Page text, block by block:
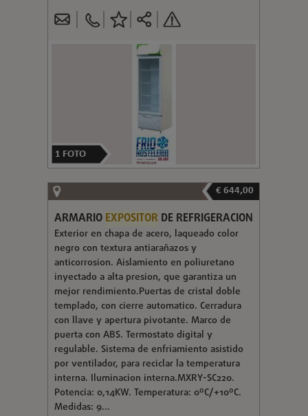
1 FOTO
€ 644,00
ARMARIO EXPOSITORDE REFRIGERACION
Exterior en chapa de acero, laqueado color
negro con textura antiarañazos y
anticorrosion. Aislamiento en poliuretano
inyectado a alta presion, que garantiza un
mejor rendimiento.Puertas de cristal doble
templado, con cierre automatico. Cerradura
con llave y apertura pivotante. Marco de
puerta con ABS. Termostato digital y
regulable. Sistema de enfriamiento asistido
por ventilador, para reciclar la temperatura
interna. Iluminacion interna.MXRY-SC220.
Potencia: 0,14KW. Temperatura: 0ºC/+10ºC.
Medidas: 9...